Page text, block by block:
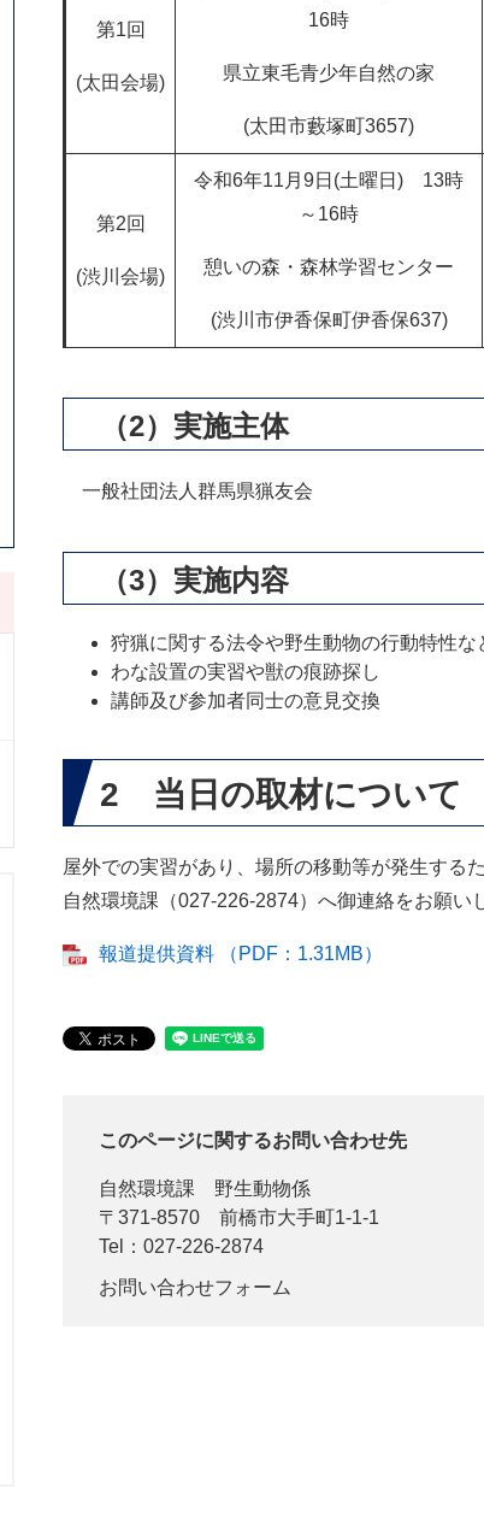
第1回
(太田会場)
16時
県立東毛青少年自然の家
(太田市藪塚町3657)
第2回
(渋川会場)
令和6年11月9日(土曜日) 13時
～16時
憩いの森・森林学習センター
(渋川市伊香保町伊香保637)
（2）実施主体
一般社団法人群馬県猟友会
（3）実施内容
狩猟に関する法令や野生動物の行動特性な
わな設置の実習や獣の痕跡探し
講師及び参加者同士の意見交換
2 当日の取材について
屋外での実習があり、場所の移動等が発生する
自然環境課（027-226-2874）へ御連絡をお願い
報道提供資料 （PDF：1.31MB）
このページに関するお問い合わせ先
自然環境課
野生動物係
〒371-8570
前橋市大手町1-1-1
Tel：027-226-2874
お問い合わせフォーム